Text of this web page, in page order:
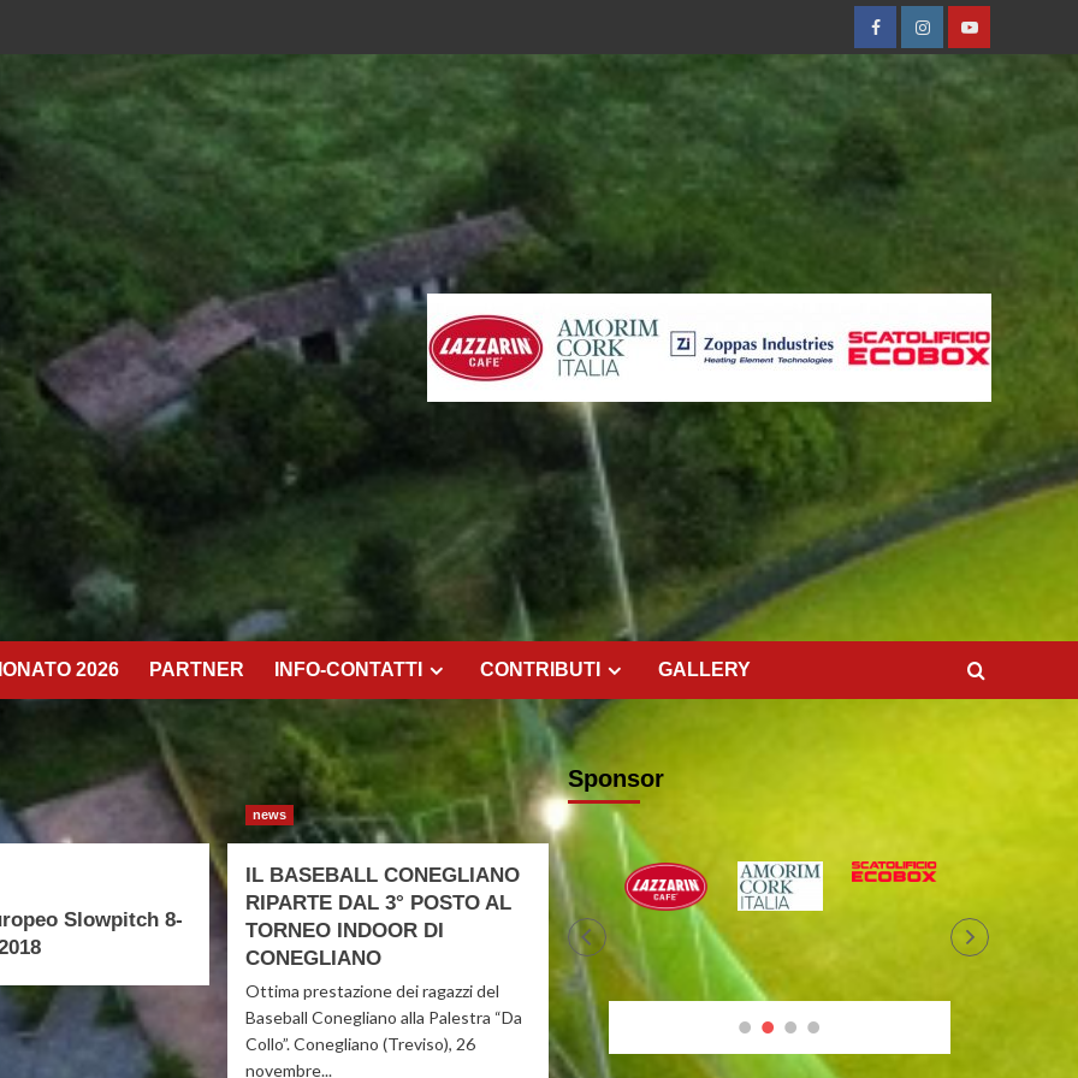
FacebobokInstagramYoutube
2026 PARTNER INFO-CONTATTI CONTRIBUTI GALLERY
Slowpitch 8-
news
IL BASEBALL CONEGLIANO
RIPARTE DAL 3° POSTO AL
TORNEO INDOOR DI
CONEGLIANO
Ottima prestazione dei ragazzi del
Baseball Conegliano alla Palestra “Da
Collo”. Conegliano (Treviso), 26
novembre...
Sponsor